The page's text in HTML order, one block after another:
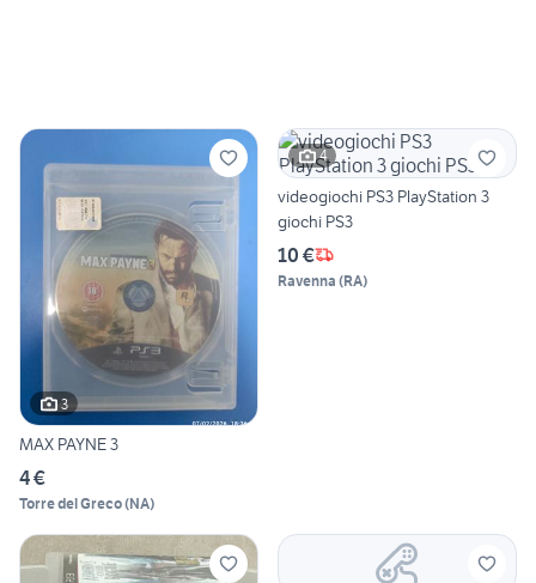
3
MAX PAYNE 3
4 €
Torre del Greco(NA)
4
videogiochi PS3 PlayStation 3
giochi PS3
10 €
Ravenna (RA)